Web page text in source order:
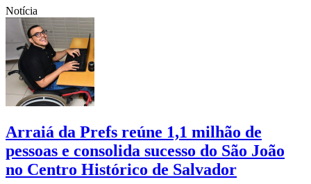
Notícia
Arraiá da Prefs reúne 1,1 milhão de
pessoas e consolida sucesso do São João
no Centro Histórico de Salvador